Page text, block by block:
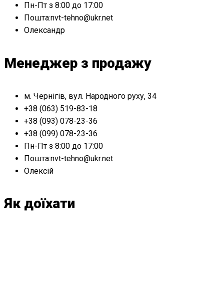
Пн-Пт з 8:00 до 17:00
Пошта:nvt-tehno@ukr.net
Олександр
Менеджер з продажу
м. Чернігів, вул. Народного руху, 34
+38 (063) 519-83-18
+38 (093) 078-23-36
+38 (099) 078-23-36
Пн-Пт з 8:00 до 17:00
Пошта:nvt-tehno@ukr.net
Олексій
Як доїхати